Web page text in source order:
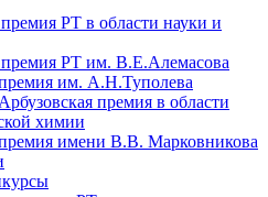
премия РТ в области науки и
премия РТ им. В.Е.Алемасова
им. А.Н.Туполева
премия в области
химии
имени В.В. Марковникова